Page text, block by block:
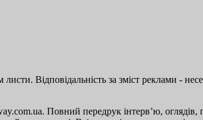
Відповідальність за зміст реклами -
Повний передрук інтерв’ю, оглядів,